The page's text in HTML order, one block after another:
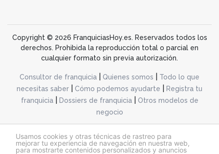
Usamos cookies y otras técnicas de rastreo para
mejorar tu experiencia de navegación en nuestra web,
para mostrarte contenidos personalizados y anuncios
Copyright © 2026 FranquiciasHoy.es. Reservados todos los
derechos. Prohibida la reproducción total o parcial en
cualquier formato sin previa autorización.
Consultor de franquicia Quienes somos
Todo lo que
necesitas saber
Cómo podemos ayudarte
Registra tu
franquicia| Dossiers de franquicia|
Otros modelos de
negocio